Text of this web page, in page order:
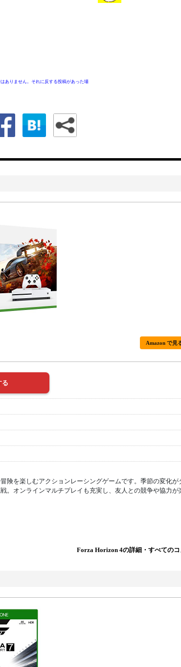
ありません。それに反する投稿があった場
Amazon で見
険を楽しむアクションレーシングゲームです。季節の変化が
。オンラインマルチプレイも充実し、友人との競争や協力が
Forza Horizon 4の詳細・すべての